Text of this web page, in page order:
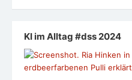
KI im Alltag #dss 2024